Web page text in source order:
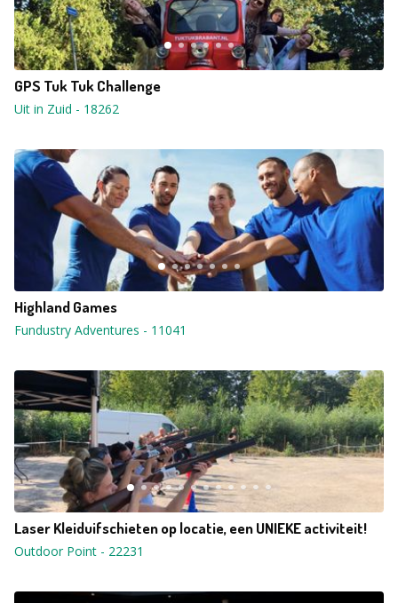
GPS Tuk Tuk Challenge
Uit in Zuid - 18262
Highland Games
Fundustry Adventures - 11041
Laser Kleiduifschieten op locatie, een UNIEKE activiteit!
Outdoor Point - 22231